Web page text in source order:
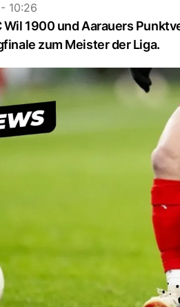
10:26
Wil 1900 und Aarauers
zum Meister der Liga.